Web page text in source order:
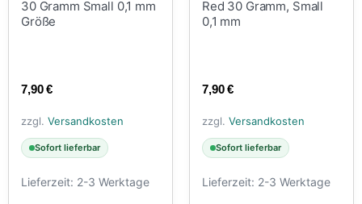
30 Gramm Small 0,1 mm
Größe
7,90€
zzgl. Versandkosten
Sofort lieferbar
Lieferzeit: 2-3 Werktage
Red 30 Gramm, Small
0,1 mm
7,90€
zzgl. Versandkosten
Sofort lieferbar
Lieferzeit: 2-3 Werktage